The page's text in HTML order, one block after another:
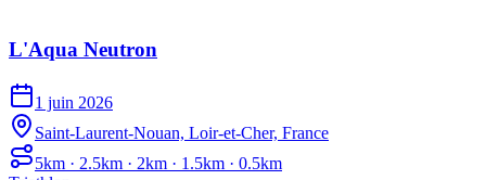
L'Aqua Neutron
1 juin 2026
Saint-Laurent-Nouan, Loir-et-Cher, France
5km · 2.5km · 2km · 1.5km · 0.5km